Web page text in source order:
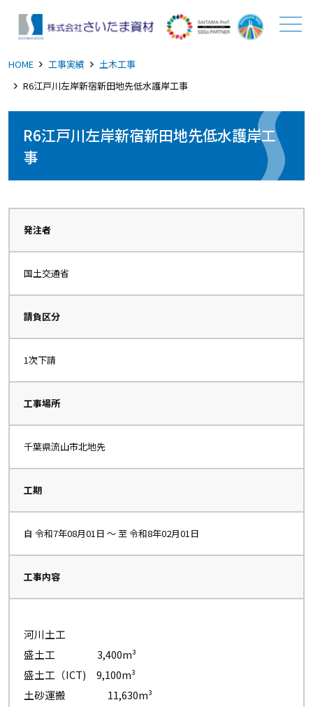
メニュー
HOME 工事実績
土木工事
R6江戸川左岸新宿新田地先低水護岸工事
R6江戸川左岸新宿新田地先低水護岸工
事
発注者
国土交通省
請負区分
1次下請
工事場所
千葉県流山市北地先
工期
自 令和7年08月01日 〜 至 令和8年02月01日
工事内容
河川土工
盛土工 3,400m³
盛土工（ICT) 9,100m³
土砂運搬 11,630m³